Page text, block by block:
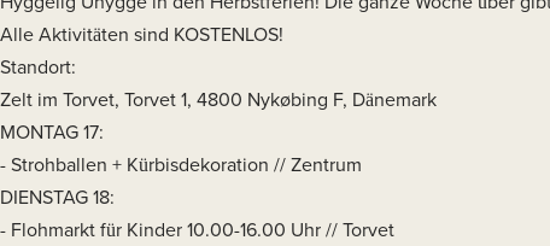
Alle Aktivitäten sind KOSTENLOS!
Standort:
Zelt im Torvet, Torvet 1, 4800 Nykøbing F, Dänemark
MONTAG 17:
- Strohballen + Kürbisdekoration // Zentrum
DIENSTAG 18:
- Flohmarkt für Kinder 10.00-16.00 Uhr // Torvet